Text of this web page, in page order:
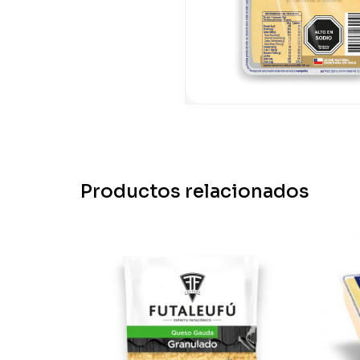
Productos relacionados